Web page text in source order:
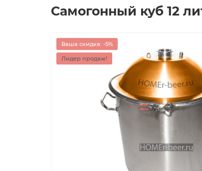
Самогонный куб 12
Ваша скидка: -5%
Лидер продаж!